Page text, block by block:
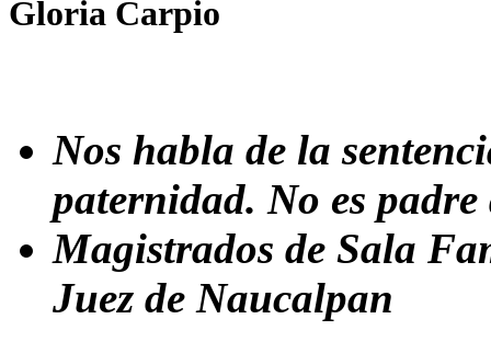
Gloria Carpio
Nos habla de la
paternidad. No es
Magistrados de Sala
Juez de Naucalpan